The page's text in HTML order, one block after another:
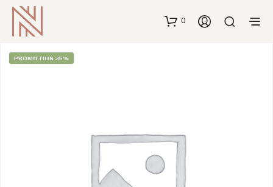
0
PROMOTION 35%